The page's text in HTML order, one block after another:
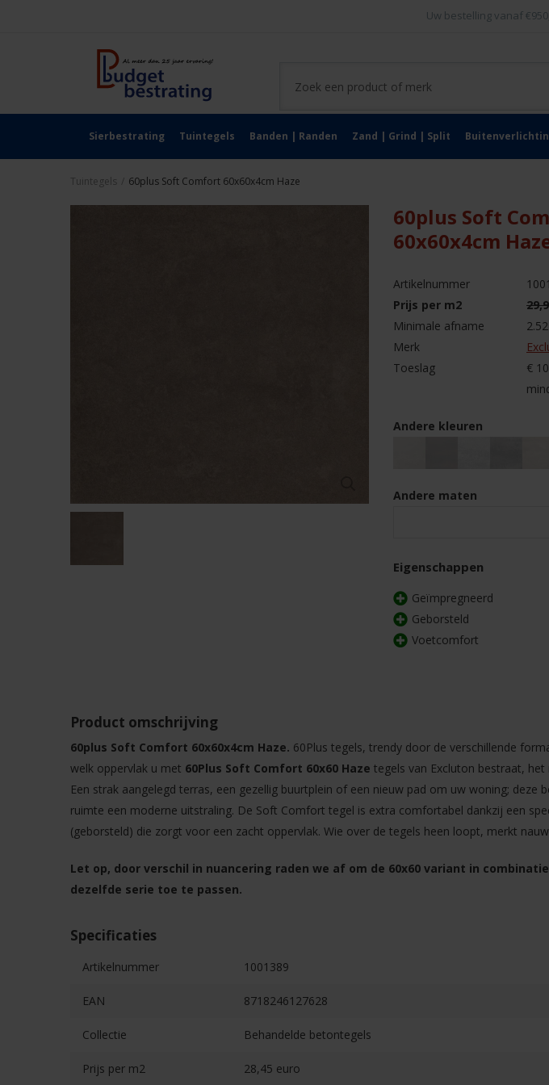
Uw bestelling vanaf
Sierbestrating Tuintegels Banden | Randen Zand | Grind | Split
Tuintegels 60plus Soft Comfort 60x60x4cm Haze
60plus Soft
60x60x4cm
Artikelnummer
Prijs per m2
Minimale afname
Merk
Toeslag
€
Andere kleuren
Andere maten
Eigenschappen
Geïmpregneerd
Geborsteld
Voetcomfort
Product omschrijving
60plus Soft Comfort 60x60x4cm Haze. 60Plus tegels, trendy door de verschillende
welk oppervlak u met 60Plus Soft Comfort 60x60 Haze tegels van Excluton bestraat,
Een strak aangelegd terras, een gezellig buurtplein of een nieuw pad om uw woning; deze
ruimte een moderne uitstraling. De Soft Comfort tegel is extra comfortabel dankzij een
(geborsteld) die zorgt voor een zacht oppervlak. Wie over de tegels heen loopt, merkt
Let op, door verschil in nuancering raden we af om de 60x60 variant in
dezelfde serie toe te passen.
Specificaties
Artikelnummer 1001389
EAN 8718246127628
Collectie Behandelde betontegels
Prijs per m2 28,45 euro